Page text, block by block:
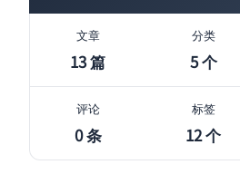
文章
13 篇
分类
5 个
评论
0 条
标签
12 个